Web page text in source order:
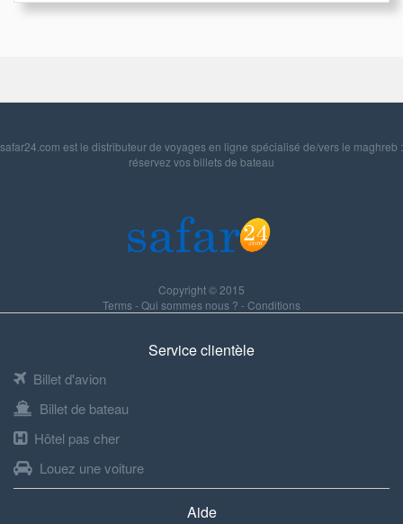
safar24.com est le distributeur de voyages en ligne spécialisé de/vers le maghreb :
réservez vos billets de bateau
Copyright © 2015
Terms-Qui sommes nous ? -Conditions
Service clientèle
Billet d'avion
Billet de bateau
Hôtel pas cher
Louez une voiture
Aide